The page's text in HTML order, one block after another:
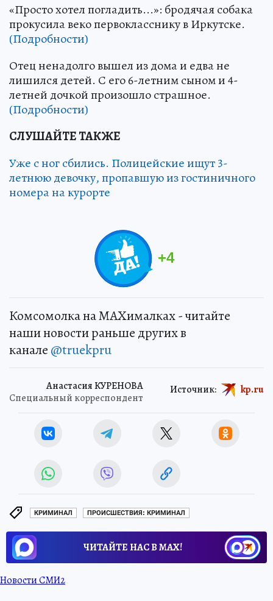
«Просто хотел погладить...»: бродячая собака
прокусила веко первокласснику в Иркутске.
(Подробности)
Отец ненадолго вышел из дома и едва не
лишился детей. С его 6-летним сыном и 4-
летней дочкой произошло страшное.
(Подробности)
СЛУШАЙТЕ ТАКЖЕ
Уже с ног сбились. Полицейские ищут 3-
летнюю девочку, пропавшую из гостиничного
номера на курорте
+4
Комсомолка на MAXималках - читайте
наши новости раньше других в
канале @truekpru
Анастасия КУРЕНОВА
Специальный корреспондент
Источник: kp.ru
КРИМИНАЛ ПРОИСШЕСТВИЯ: КРИМИНАЛ
ЧИТАЙТЕ НАС В МАХ!
Новости СМИ2